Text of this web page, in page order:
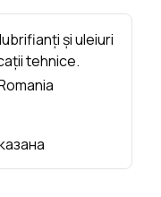
și uleiuri
tehnice.